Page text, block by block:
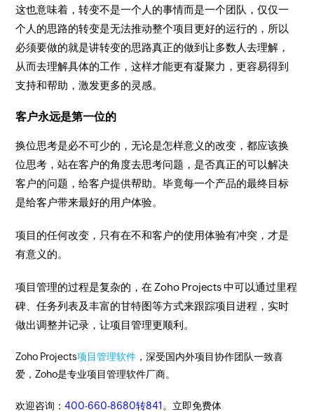
这也意味着，转变不是一个人的事情而是一个团队，仅仅一
个人的思路的转变是无法推动整个项目更好的运行的，所以
必须要做的就是讲转变的思路真正的做到让多数人去理解，
从而去理解具体的工作，这样才能更有凝聚力，更容易得到
支持和帮助，激发更多的灵感。
客户永远是第一位的
换位思考是必不可少的，无论是怎样意义的改变，都应该换
位思考，站在客户的角度去思考问题，是否真正的可以解决
客户的问题，给客户提供帮助。毕竟每一个产品的最终目标
是给客户带来最好的用户体验。
项目的任何改变，只有在不和客户的使用体验有冲突，才是
有意义的。
项目管理的过程是复杂的，在 Zoho Projects 中可以通过里程
碑、任务列表及丰富的甘特图等方式来跟踪项目进程，实时
做出调整并记录，让项目管理更顺利。
Zoho Projects项目管理软件 ，深受国内外项目协作团队一致喜
爱，Zoho是专业项目管理软件厂商。
欢迎咨询：400-660-8680转841 。立即免费体